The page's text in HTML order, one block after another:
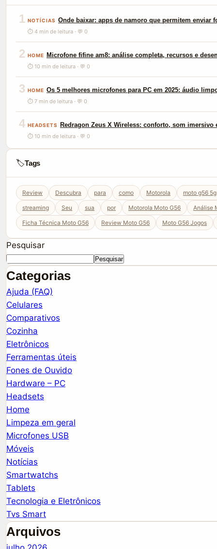
1 NOTÍCIAS Onde baixar: apps de namoro que permitem enviar
⏱ 4 min de leitura · 💬 0
2 HOME Microfone fifine am8: análise completa, recursos e
⏱ 10 min de leitura · 💬 0
3 HOME Os 5 melhores microfones para PC em 2025: áudio
⏱ 7 min de leitura · 💬 0
4 HEADSETS Redragon Zeus X Wireless: conforto, som
⏱ 10 min de leitura · 💬 0
🏷️Tags
Review Descubra para como Motorola moto g56 5g
streaming Seu sua por Motorola Moto G56 Análise
Ficha Técnica Moto G56 Review Moto G56 Moto G56 Jogos
Pesquisar
Pesquisar
Categorias
Ajuda (FAQ)
Celulares
Comparativos
Cozinha
Eletrônicos
Ferramentas úteis
Fones de Ouvido
Hardware – PC
Headsets
Home
Limpeza em geral
Microfones USB
Móveis
Notícias
Smartwatchs
Tablets
Tecnologia e Eletrônicos
Tvs Smart
Arquivos